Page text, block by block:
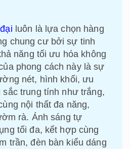
luôn là lựa chọn hàng
chung cư bởi sự tinh
năng tối ưu hóa không
phong cách này là sự
nét, hình khối, ưu
trung tính như trắng,
nội thất đa năng,
rà. Ánh sáng tự
tối đa, kết hợp cùng
trần, đèn bàn kiểu dáng